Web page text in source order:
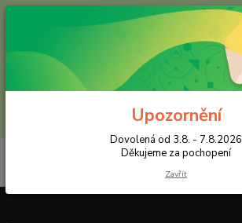
(Po-Pá, 8:30-16 hod.)
Upozornění
Dovolená od 3.8. - 7.8.2026
Děkujeme za pochopení
Zavřít